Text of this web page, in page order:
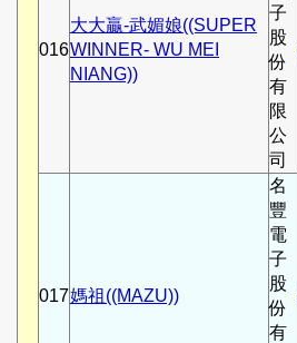
016
大大贏-武媚娘((SUPER
WINNER- WU MEI
NIANG))
子
股
份
有
限
公
司
017媽祖((MAZU))
名
豐
電
子
股
份
有